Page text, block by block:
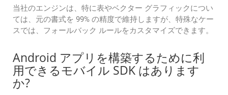
当社のエンジンは、特に表やベクター グラフィックについ
ては、元の書式を 99% の精度で維持しますが、特殊なケー
スでは、フォールバック ルールをカスタマイズできます。
Android アプリを構築するために利
用できるモバイル SDK はあります
か?